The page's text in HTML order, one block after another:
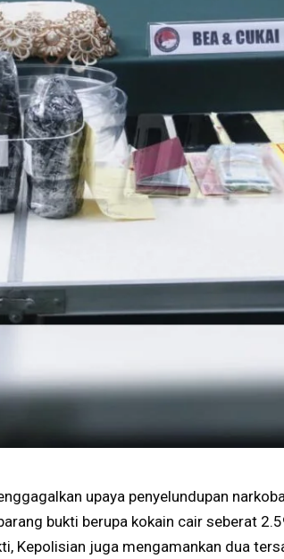
upaya penyelundupan
bukti berupa kokain cair seberat
Kepolisian juga mengamankan dua